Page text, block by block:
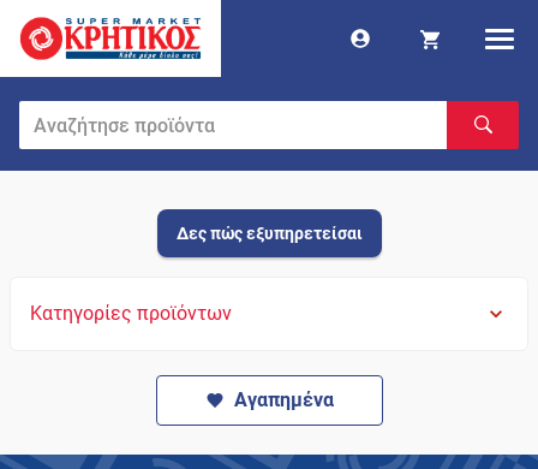
Δες πώς εξυπηρετείσαι
Κατηγορίες προϊόντων
Αγαπημένα